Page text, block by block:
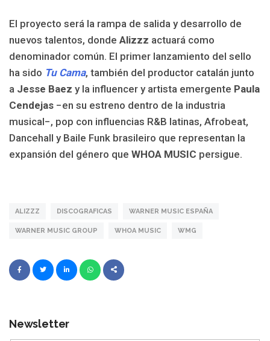
El proyecto será la rampa de salida y desarrollo de
nuevos talentos, donde Alizzz actuará como
denominador común. El primer lanzamiento del sello
ha sido Tu Cama, también del productor catalán junto
a Jesse Baez y la influencer y artista emergente Paula
Cendejas −en su estreno dentro de la industria
musical−, pop con influencias R&B latinas, Afrobeat,
Dancehall y Baile Funk brasileiro que representan la
expansión del género que WHOA MUSIC persigue.
ALIZZZ DISCOGRAFICAS WARNER MUSIC ESPAÑA
WARNER MUSIC GROUP WHOA MUSIC WMG
Newsletter